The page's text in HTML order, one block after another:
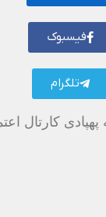
فیسبوک
تلگرام
کارتال